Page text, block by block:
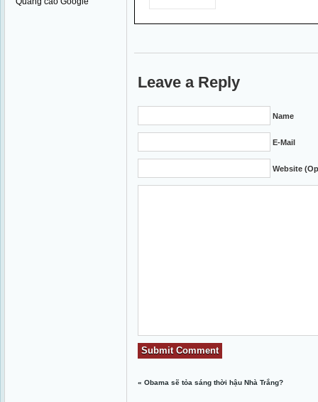
Leave a Reply
Name
E-Mail
Website
«Obama sẽ tỏa sáng thời hậu Nhà Trắng?